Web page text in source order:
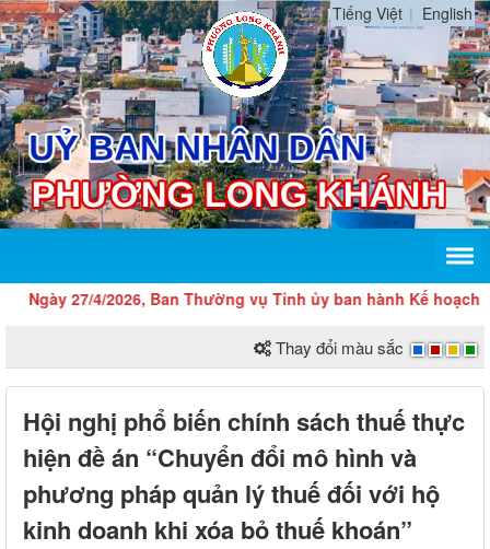
Tiếng Việt English
Ngày 27/4/2026, Ban Thường vụ Tỉnh ủy ban hành Kế hoạch
Thay đổi màu sắc
Hội nghị phổ biến chính sách thuế thực
hiện đề án “Chuyển đổi mô hình và
phương pháp quản lý thuế đối với hộ
kinh doanh khi xóa bỏ thuế khoán”